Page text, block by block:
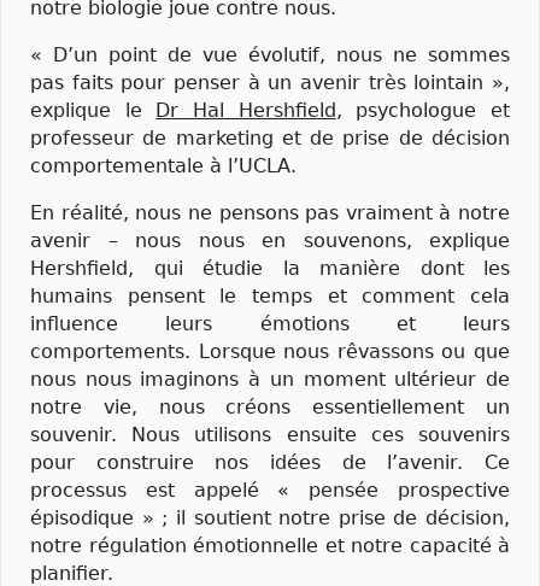
notre biologie joue contre nous.
« D’un point de vue évolutif, nous ne sommes
pas faits pour penser à un avenir très lointain »,
explique le Dr Hal Hershfield, psychologue et
professeur de marketing et de prise de décision
comportementale à l’UCLA.
En réalité, nous ne pensons pas vraiment à notre
avenir – nous nous en souvenons, explique
Hershfield, qui étudie la manière dont les
humains pensent le temps et comment cela
influence leurs émotions et leurs
comportements. Lorsque nous rêvassons ou que
nous nous imaginons à un moment ultérieur de
notre vie, nous créons essentiellement un
souvenir. Nous utilisons ensuite ces souvenirs
pour construire nos idées de l’avenir. Ce
processus est appelé « pensée prospective
épisodique » ; il soutient notre prise de décision,
notre régulation émotionnelle et notre capacité à
planifier.